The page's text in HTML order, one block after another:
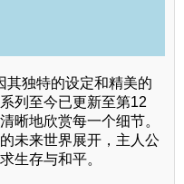
其独特的设定和精美的
列至今已更新至第12
晰地欣赏每一个细节。
未来世界展开，主人公
生存与和平。